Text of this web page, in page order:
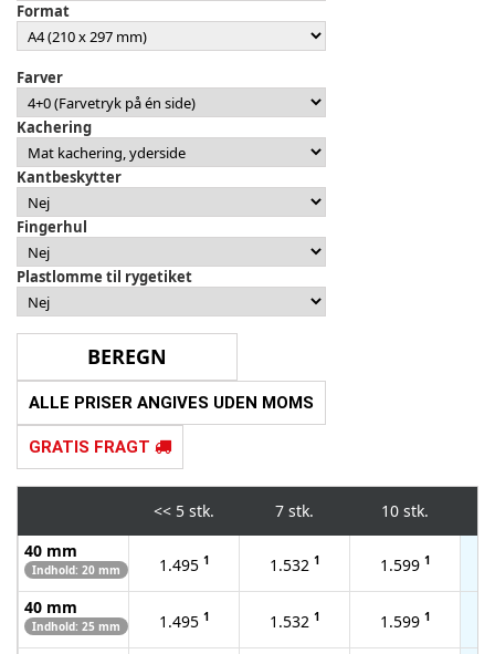
Format
Farver
Kachering
Kantbeskytter
Fingerhul
Plastlomme til rygetiket
ALLE PRISER ANGIVES UDEN MOMS
GRATIS FRAGT
<< 5 stk. 7 stk. 10 stk.
40 mm
Indhold: 20 mm 1.495 1 1.532 1 1.599 1
40 mm
Indhold: 25 mm 1.495 1 1.532 1 1.599 1